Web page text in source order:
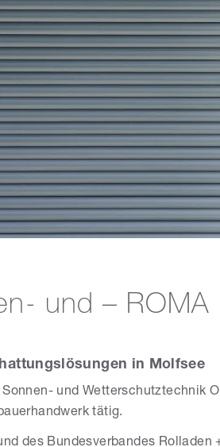
und –
in Molfsee
und Wetterschutztechnik
tätig.
des Bundesverbandes